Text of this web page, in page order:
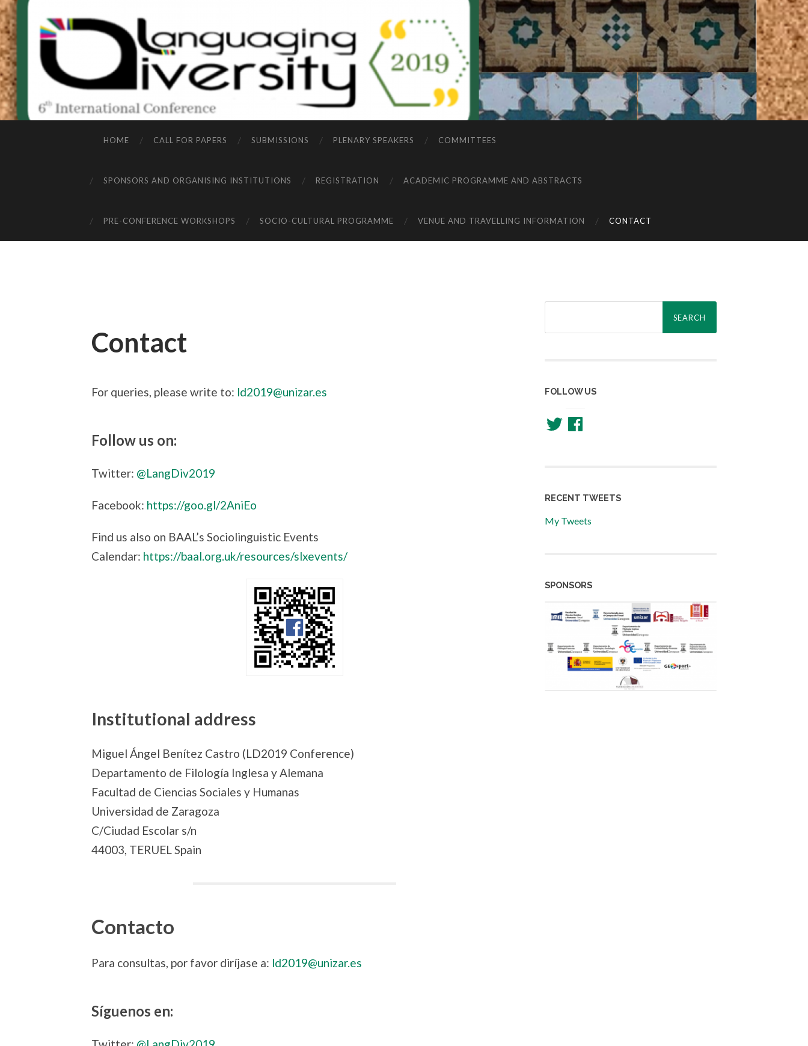
HOME CALL FOR PAPERS SUBMISSIONS PLENARY SPEAKERS COMMITTEES
SPONSORS AND ORGANISING INSTITUTIONS REGISTRATION ACADEMIC PROGRAMME AND ABSTRACTS
PRE-CONFERENCE WORKSHOPS SOCIO-CULTURAL PROGRAMME VENUE AND TRAVELLING INFORMATION CONTACT
Contact
For queries, please write to: ld2019@unizar.es
Follow us on:
Twitter: @LangDiv2019
Facebook: https://goo.gl/2AniEo
Find us also on BAAL’s Sociolinguistic Events
Calendar: https://baal.org.uk/resources/slxevents/
Institutional address
Miguel Ángel Benítez Castro (LD2019 Conference)
Departamento de Filología Inglesa y Alemana
Facultad de Ciencias Sociales y Humanas
Universidad de Zaragoza
C/Ciudad Escolar s/n
44003, TERUEL Spain
Contacto
Para consultas, por favor diríjase a: ld2019@unizar.es
Síguenos en:
Search
FOLLOW US
TwitterFacebook
RECENT TWEETS
My Tweets
SPONSORS